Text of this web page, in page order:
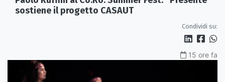
sostiene il progetto CASAUT
Condividi su:
15 ore fa